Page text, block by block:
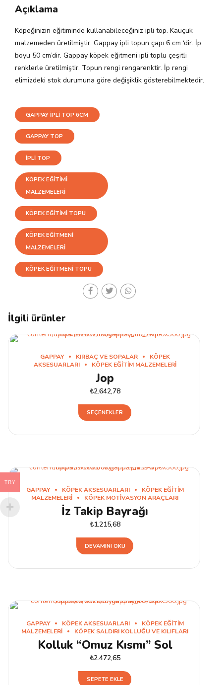
Açıklama
Köpeğinizin eğitiminde kullanabileceğiniz ipli top. Kauçuk
malzemeden üretilmiştir. Gappay ipli topun çapı 6 cm ‘dir. İp
boyu 50 cm’dir. Gappay köpek eğitmeni ipli toplu çeşitli
renklerle üretilmiştir. Topun rengi rengarenktir. İp rengi
elimizdeki stok durumuna göre değişiklik gösterebilmektedir.
GAPPAY IPLI TOP 6CM
GAPPAY TOP
IPLI TOP
KÖPEK EĞITIMI
MALZEMELERI
KÖPEK EĞITIMI TOPU
KÖPEK EĞITMENI
MALZEMELERI
KÖPEK EĞITMENI TOPU
İlgili ürünler
GAPPAY KIRBAÇ VE SOPALAR
KÖPEK
AKSESUARLARI
KÖPEK EĞITIM MALZEMELERI
Jop
₺2.642,78
SEÇENEKLER
Bu
birden
var.
Seçenekler
ürün
sayfasından
GAPPAY KÖPEK AKSESUARLARI
KÖPEK EĞITIM
MALZEMELERI
KÖPEK MOTIVASYON ARAÇLARI
İz Takip Bayrağı
₺1.215,68
DEVAMINI OKU
GAPPAY KÖPEK AKSESUARLARI
KÖPEK EĞITIM
MALZEMELERI
KÖPEK SALDIRI KOLLUĞU VE KILIFLARI
Kolluk “Omuz Kısmı” Sol
₺2.472,65
SEPETE EKLE
TRY